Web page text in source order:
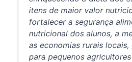
itens de maior valor
fortalecer a segurança
nutricional dos alunos, a
as economias rurais
para pequenos